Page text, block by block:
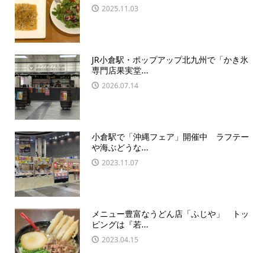
2025.11.03
JR小倉駅・ポップアップ北九州で「かき氷
専門店果実堂...
2026.07.14
小倉駅で「沖縄フェア」開催中 ラフテー
や海ぶどうな...
2023.11.07
メニュー豊富なうどん店「ふじや」 トッ
ピングは『若...
2023.04.15